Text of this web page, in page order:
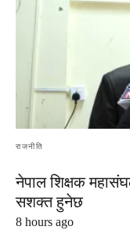
राजनीति
नेपाल शिक्षक
सशक्त हुनेछ
8 hours ago